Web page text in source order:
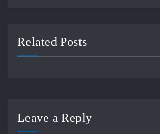
Related Posts
Leave a Reply